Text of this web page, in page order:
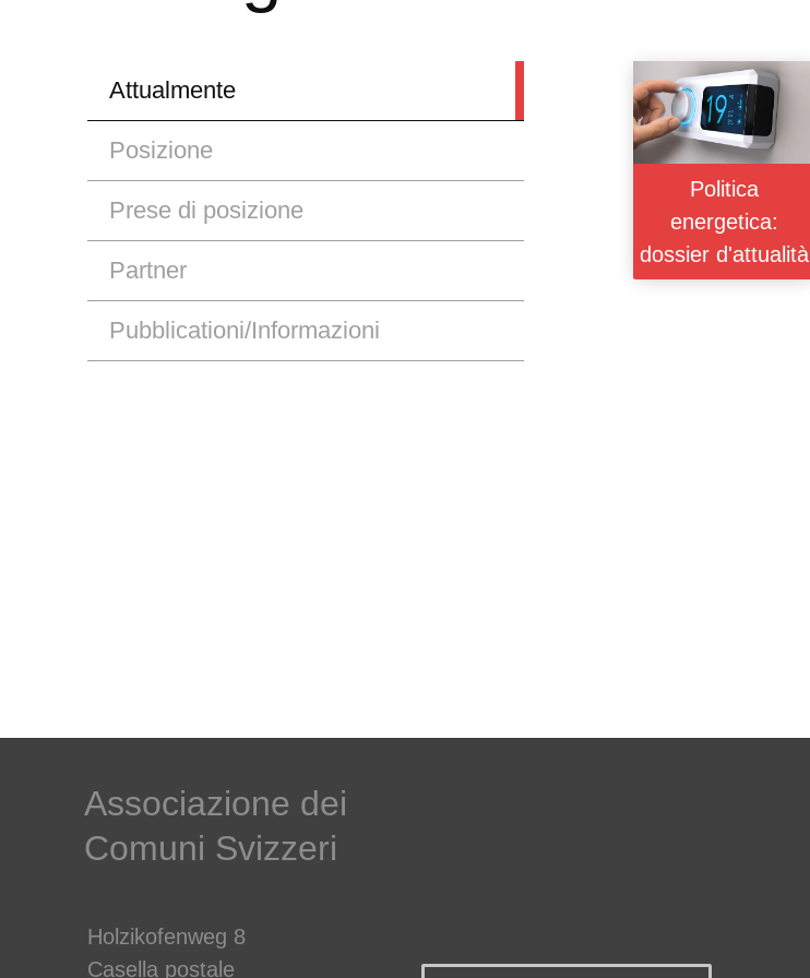
Attualmente
Posizione
Prese di posizione
Partner
Pubblicationi/Informazioni
Politica
energetica:
dossier d'attualità
Associazione dei
Comuni Svizzeri
Holzikofenweg 8
Casella postale